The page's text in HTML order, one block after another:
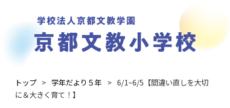
トップ 学年だより５年
6/1~6/5【間違い直しを大切
に＆大きく育て！】